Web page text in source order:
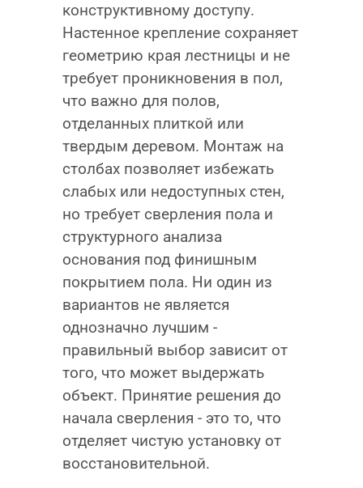
конструктивному доступу.
Настенное крепление сохраняет
геометрию края лестницы и не
требует проникновения в пол,
что важно для полов,
отделанных плиткой или
твердым деревом. Монтаж на
столбах позволяет избежать
слабых или недоступных стен,
но требует сверления пола и
структурного анализа
основания под финишным
покрытием пола. Ни один из
вариантов не является
однозначно лучшим -
правильный выбор зависит от
того, что может выдержать
объект. Принятие решения до
начала сверления - это то, что
отделяет чистую установку от
восстановительной.